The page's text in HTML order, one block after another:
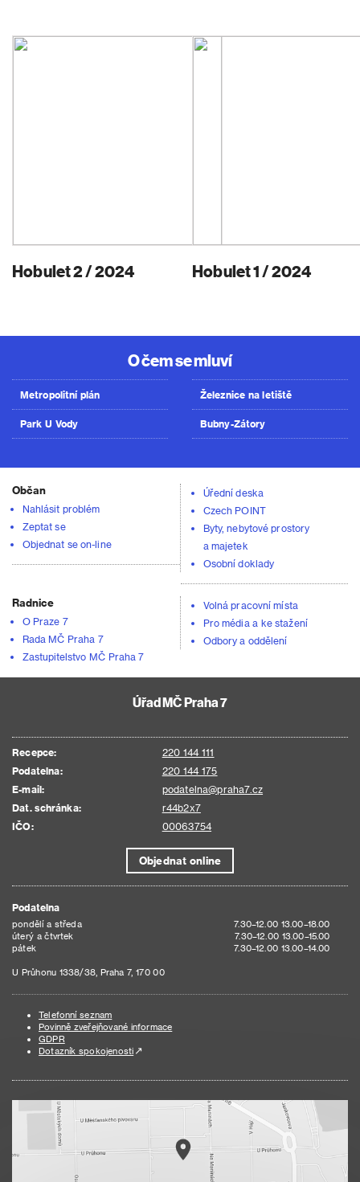
Hobulet 2 / 2024 Hobulet 1 / 2024
O čem se mluví
Metropolitní plán
Park U Vody
Železnice na letiště
Bubny-Zátory
Občan
Nahlásit problém
Zeptat se
Objednat se on-line
Úřední deska
Czech POINT
Byty, nebytové prostory
a majetek
Osobní doklady
Radnice
O Praze 7
Rada MČ Praha 7
Zastupitelstvo MČ Praha 7
Volná pracovní místa
Pro média a ke stažení
Odbory a oddělení
Úřad MČ Praha 7
Recepce:
220 144 111
Podatelna:
220 144 175
E-mail:
podatelna@praha7.cz
Dat. schránka:
r44b2x7
IČO:
00063754
Objednat online
Podatelna
pondělí a středa
7.30–12.00 13.00–18.00
úterý a čtvrtek
7.30–12.00 13.00–15.00
pátek
7.30–12.00 13.00–14.00
U Průhonu 1338/38, Praha 7, 170 00
Telefonní seznam
Povinně zveřejňované informace
GDPR
Dotazník spokojenosti